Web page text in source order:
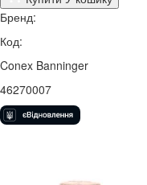
Бренд:
Код:
Conex Banninger
46270007